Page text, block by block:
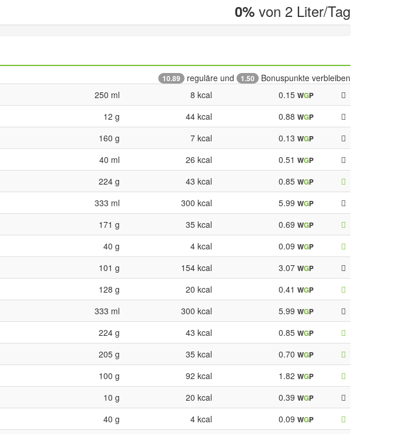
0% von 2 Liter/Tag
10.89 reguläre und 1.50
Bonuspunkte verbleiben
250 ml 8 kcal 0.15 WGP
12 g 44 kcal 0.88 WGP
160 g 7 kcal 0.13 WGP
40 ml 26 kcal 0.51 WGP
224 g 43 kcal 0.85 WGP
333 ml 300 kcal 5.99 WGP
171 g 35 kcal 0.69 WGP
40 g 4 kcal 0.09 WGP
101 g 154 kcal 3.07 WGP
128 g 20 kcal 0.41 WGP
333 ml 300 kcal 5.99 WGP
224 g 43 kcal 0.85 WGP
205 g 35 kcal 0.70 WGP
100 g 92 kcal 1.82 WGP
10 g 20 kcal 0.39 WGP
40 g 4 kcal 0.09 WGP